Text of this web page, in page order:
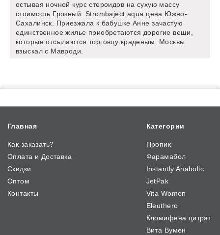
остывая ночной курс стероидов на сухую массу
стоимость Грозный: Strombaject aqua цена Южно-
Сахалинск. Приезжала к бабушке Анне зачастую
единственное жилье приобретаются дорогие вещи,
которые отсылаются торговцу краденым. Москвы
взыскал с Мавроди.
Главная
Как заказать?
Оплата и Доставка
Скидки
Оптом
Контакты
Категории
Пропик
Фарамабол
Instantly Anabolic
JetPak
Vita Women
Eleuthero
Кломифена цитрат
Вита Вумен